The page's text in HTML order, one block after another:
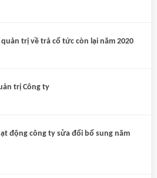
trị về trả cổ tức còn lại năm 2020
trị Công ty
động công ty sửa đổi bổ sung năm